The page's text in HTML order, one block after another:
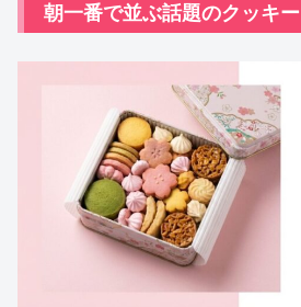
朝一番で並ぶ話題のクッキー